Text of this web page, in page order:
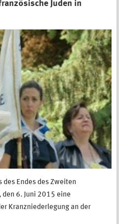
Juden in
Endes des Zweiten
6. Juni 2015 eine
Kranzniederlegung an der